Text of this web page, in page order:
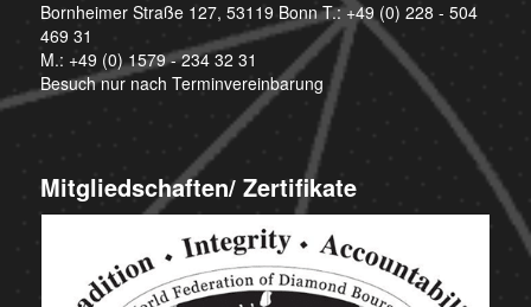
Bornheimer Straße 127, 53119 Bonn T.:+49 (0) 228 - 504
469 31
M.: +49 (0) 1579 - 234 32 31
Besuch nur nach Terminvereinbarung
Mitgliedschaften/ Zertifikate